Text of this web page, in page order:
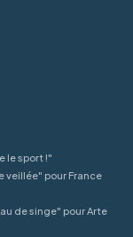
le sport !"
veillée" pour France
de singe" pour Arte